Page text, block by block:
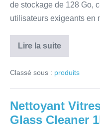
de stockage de 128 Go,
utilisateurs exigeants en
Lire la suite
Classé sous : produits
Nettoyant
Glass Cleaner